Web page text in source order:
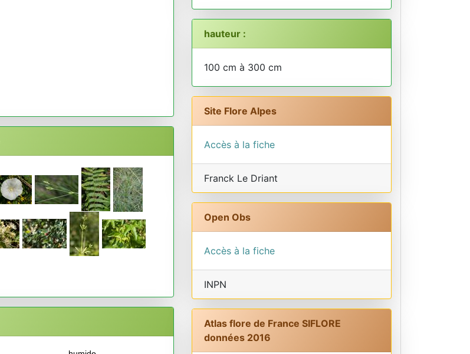
hauteur :
100 cm à 300 cm
Site Flore Alpes
Accès à la fiche
Franck Le Driant
Open Obs
Accès à la fiche
INPN
Atlas flore de France SIFLORE
données 2016